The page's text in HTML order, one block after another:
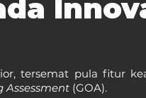
tersemat pula fitur
Assessment (GOA).